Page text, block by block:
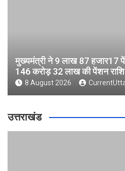
मुख्यमंत्री ने 9 लाख 87 हजार17
146 करोड़ 32 लाख की पेंशन राशि
8 August 2026
उत्तराखंड